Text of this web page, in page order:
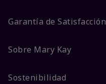
Garantía de Satisfacción
Sobre Mary Kay
Sostenibilidad